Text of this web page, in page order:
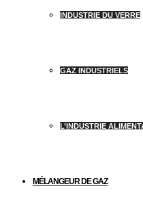
INDUSTRIE DU VERRE
GAZ INDUSTRIELS
L’INDUSTRIE
MÉLANGEUR DE GAZ